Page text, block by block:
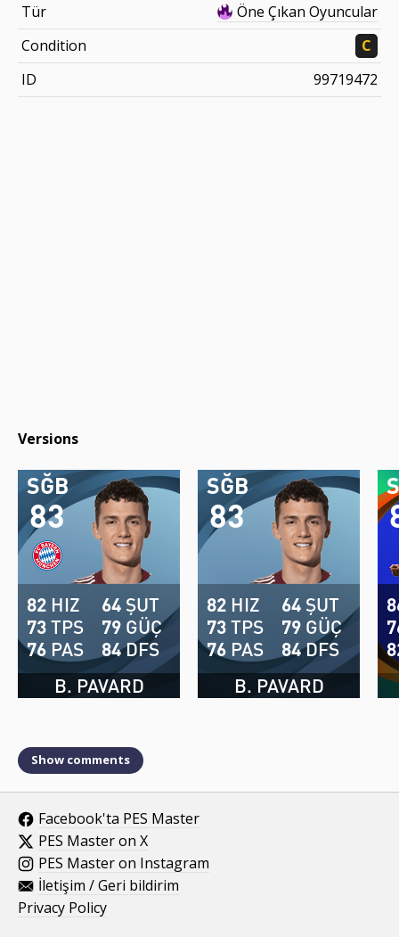
Tür
Öne Çıkan Oyuncular
Condition
C
ID
99719472
Versions
83
SĞB
B. PAVARD
82 HIZ
73TPS
76 PAS
64 ŞUT
79 GÜÇ
84DFS
83
SĞB
B. PAVARD
82 HIZ
73TPS
76 PAS
64 ŞUT
79 GÜÇ
84DFS
Show comments
Facebook'ta PES Master
PES Master on X
PES Master on Instagram
İletişim / Geri bildirim
Privacy Policy